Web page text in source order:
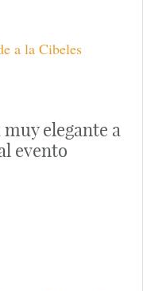
a la Cibeles
muy elegante a
evento